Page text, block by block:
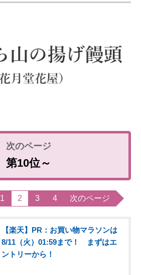
第10位～
1 2 3 4 次のページ
【楽天】PR：お買い物マラソンは
8/11（火）01:59まで！ まずはエ
ントリーから！